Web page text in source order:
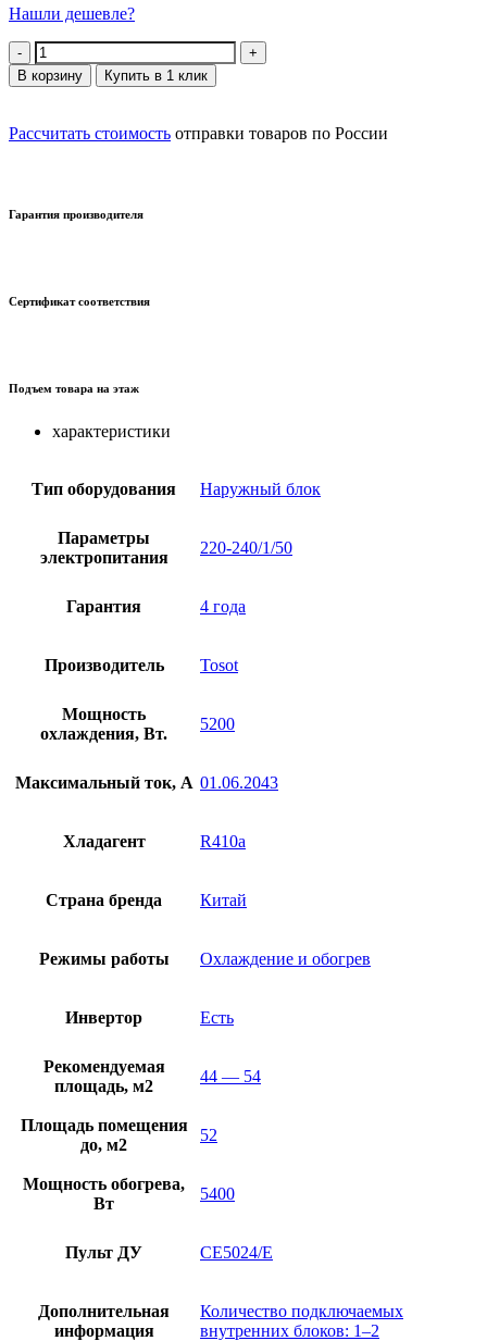
Нашли дешевле?
Количество
В корзину Купить в 1 клик
Рассчитать стоимость отправки товаров по России
Гарантия производителя
Сертификат соответствия
Подъем товара на этаж
характеристики
Тип оборудования Наружный блок
Параметры
электропитания
220-240/1/50
Гарантия 4 года
Производитель Tosot
Мощность
охлаждения, Вт.
5200
Максимальный ток, А 01.06.2043
Хладагент R410a
Страна бренда Китай
Режимы работы Охлаждение и обогрев
Инвертор Есть
Рекомендуемая
площадь, м2
44 — 54
Площадь помещения
до, м2
52
Мощность обогрева,
Вт
5400
Пульт ДУ CE5024/E
Дополнительная
информация
Количество подключаемых
внутренних блоков: 1–2